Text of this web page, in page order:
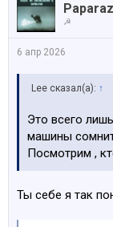
☭
6 апр 2026
Lee сказал(а): ↑
Это всего
машины
Посмотрим ,
Ты себе я так